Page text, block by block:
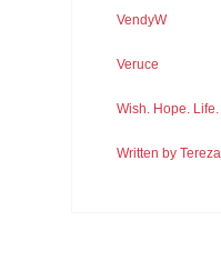
VendyW
Veruce
Wish. Hope. Life.
Written by Tereza